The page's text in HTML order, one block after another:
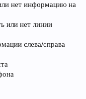
нет информацию на
или нет линии
слева/справа